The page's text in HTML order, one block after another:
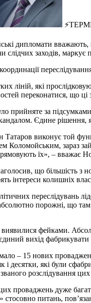
дипломати
слідчих заходів,
ліній, які
переконатися, що
прийняте за
Єдине рішення,
Татаров виконує той
Коломойським, зараз
їх», – вважає
що більшість
інтереси колишніх
переслідувань
порожні, що
фейками.
вихід
– 15 нових
десятки, які були
розслідування
проваджень дуже
питань,